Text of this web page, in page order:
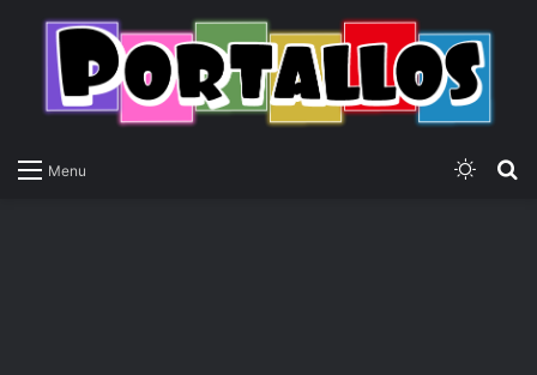
Menu